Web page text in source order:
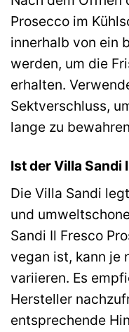
Prosecco im
innerhalb von ein
werden, um die
erhalten.
Sektverschluss,
lange zu
Ist der Villa Sandi
Die Villa Sandi
und
Sandi Il Fresco
vegan ist, kann je
variieren. Es
Hersteller
entsprechende